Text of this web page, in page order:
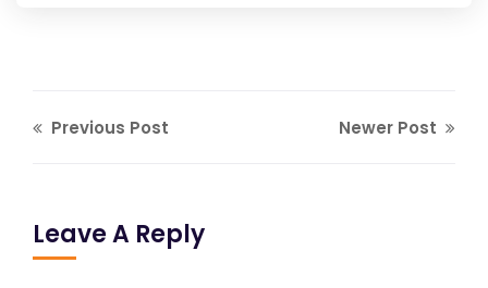
Previous Post Newer Post
Leave A Reply